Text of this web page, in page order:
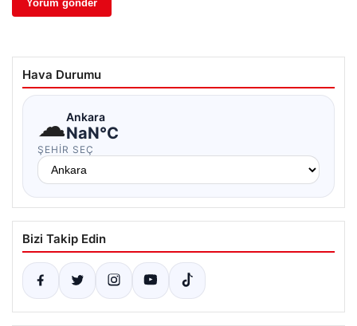
Hava Durumu
☁Ankara
NaN°C
ŞEHIR SEÇ
Bizi Takip Edin